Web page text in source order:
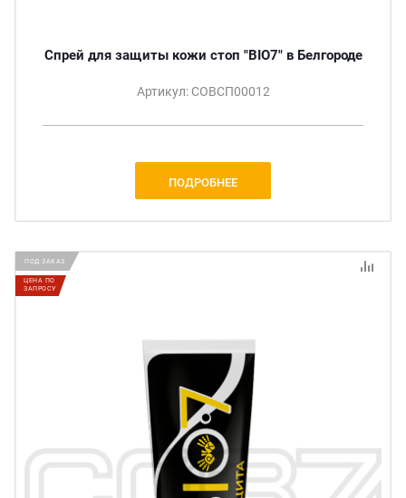
Спрей для защиты кожи стоп "BIO7" в Белгороде
Артикул: СОВСП00012
ПОДРОБНЕЕ
ПОД ЗАКАЗ
ЦЕНА ПО
ЗАПРОСУ